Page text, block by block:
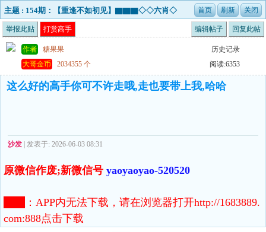
主题 : 154期：【重逢不如初见】▇▇▇◇◇六肖◇
◇▇▇▇已公开！
举报此贴 打赏高手 编辑帖子 回复此帖
作者 糖果果
历史记录
大哥金币
2034355 个 阅读:6353
这么好的高手你可不许走哦,走也要带上我,哈哈
沙发 | 发表于: 2026-06-03 08:31
原微信作废;新微信号 yaoyaoyao-520520
： APP内无法下载，请在浏览器打开http://1683889.
com:888点击下载